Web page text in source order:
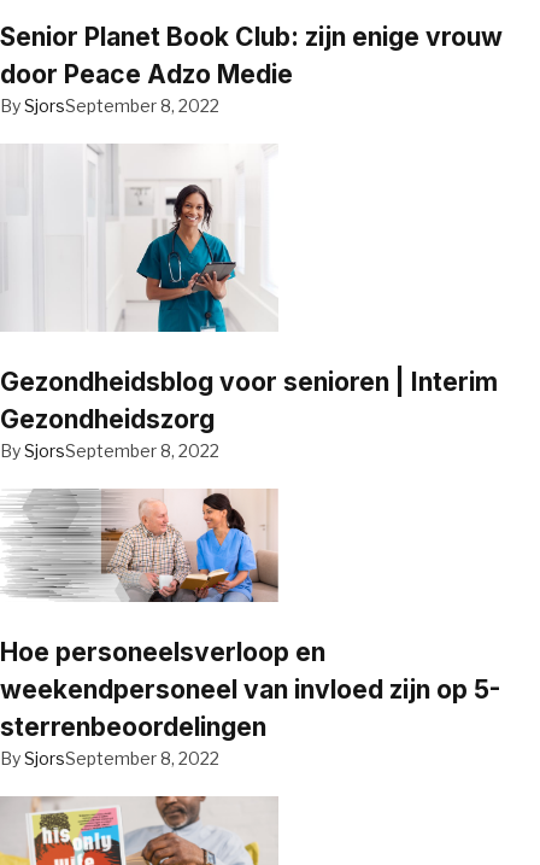
Senior Planet Book Club: zijn enige vrouw
door Peace Adzo Medie
BySjorsSeptember 8, 2022
Gezondheidsblog voor senioren | Interim
Gezondheidszorg
BySjorsSeptember 8, 2022
Hoe personeelsverloop en
weekendpersoneel van invloed zijn op 5-
sterrenbeoordelingen
BySjorsSeptember 8, 2022